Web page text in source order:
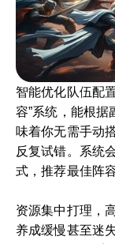
智能优化队伍配
容”系统，能根
味着你无需手动
反复试错。系统
式，推荐最佳阵
资源集中打理，
养成缓慢甚至迷